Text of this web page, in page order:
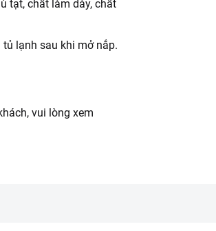
tạt, chất làm dày, chất
lạnh sau khi mở nắp.
vui lòng xem